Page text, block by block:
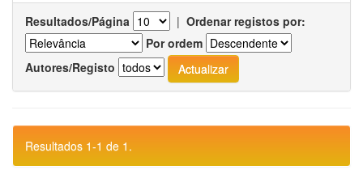
Resultados/Página | Ordenar registos por:
Por ordem
Autores/Registo
Resultados 1-1 de 1.